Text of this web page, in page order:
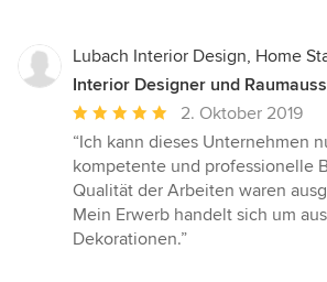
Lubach Interior Design, Home
Interior Designer und
Durchschnittliche
Bewertung:
5
von
5
Sternen
2. Oktober 2019
“Ich kann dieses Unternehmen
kompetente und professionelle
Qualität der Arbeiten waren
Mein Erwerb handelt sich um
Dekorationen.”